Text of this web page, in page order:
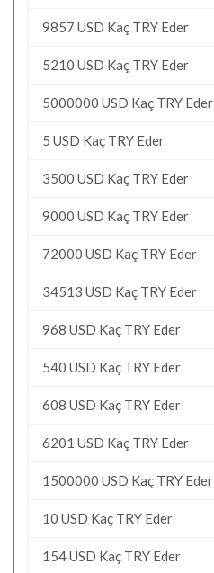
9857 USD Kaç TRY Eder
5210 USD Kaç TRY Eder
5000000 USD Kaç TRY Eder
5 USD Kaç TRY Eder
3500 USD Kaç TRY Eder
9000 USD Kaç TRY Eder
72000 USD Kaç TRY Eder
34513 USD Kaç TRY Eder
968 USD Kaç TRY Eder
540 USD Kaç TRY Eder
608 USD Kaç TRY Eder
6201 USD Kaç TRY Eder
1500000 USD Kaç TRY Eder
10 USD Kaç TRY Eder
154 USD Kaç TRY Eder